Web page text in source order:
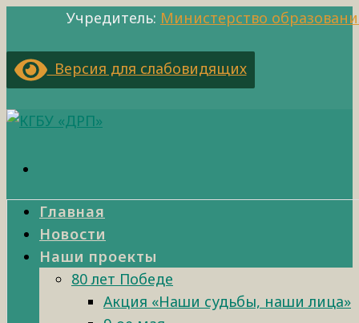
Учредитель: Министерство
Версия для слабовидящих
Главная
Новости
Наши проекты
80 лет Победе
Акция «Наши судьбы, наши лица»